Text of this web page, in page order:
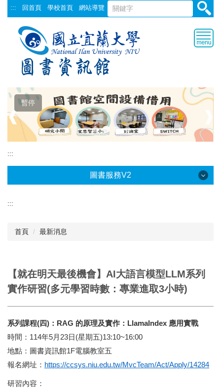
跳
到
::: 回首頁 學校首頁 網站導覽
暫停
❰
:::
圖書服務V2
志願服務
:::
首頁 最新消息
【就在明天最後機會】AI大語言模型LLM系列
實作研習(多元學習時數：專業進取3小時)
系列課程(四)：RAG 的原理及實作：LlamaIndex 應用實戰
時間：114年5月23日(星期五)13:10~16:00
地點：圖書資訊館1F電腦教室五
報名網址： https://ccsys.niu.edu.tw/MvcTeam/Act/Apply/14284
研習內容：